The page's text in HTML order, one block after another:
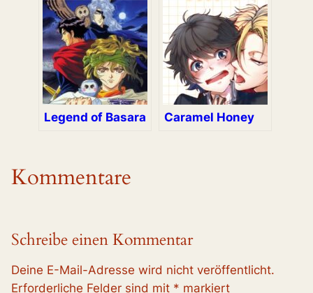
Legend of Basara Caramel Honey
Kommentare
Schreibe einen Kommentar
Deine E-Mail-Adresse wird nicht veröffentlicht.
Erforderliche Felder sind mit * markiert